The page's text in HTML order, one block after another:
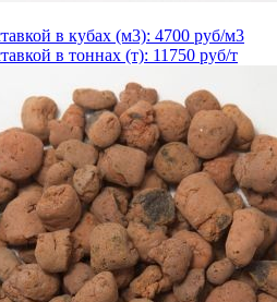
в кубах (м3): 4700 руб/м3
в тоннах (т): 11750 руб/т